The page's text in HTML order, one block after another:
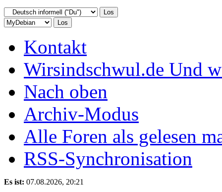
Kontakt
Wirsindschwul.de Und
Nach oben
Archiv-Modus
Alle Foren als gelesen
RSS-Synchronisation
Es ist: 07.08.2026, 20:21